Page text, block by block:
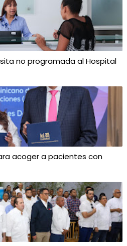
no programada al Hospital
acoger a pacientes con